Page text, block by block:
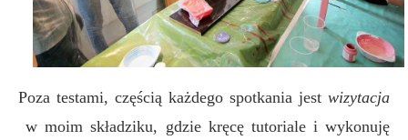
Poza testami, częścią każdego spotkania jest wizytacja
w moim składziku, gdzie kręcę tutoriale i wykonuję